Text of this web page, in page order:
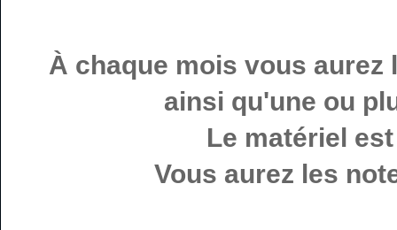
À chaque mois vous
ainsi qu'une ou
Le matériel
Vous aurez les